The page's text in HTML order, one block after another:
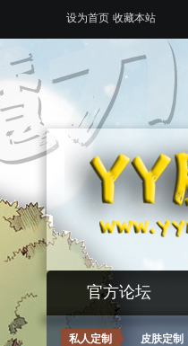
设为首页 收藏本站
官方论坛
私人定制 皮肤定制